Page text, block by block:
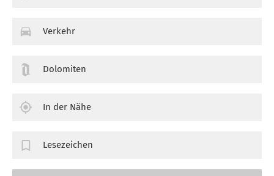
Verkehr
Dolomiten
In der Nähe
Lesezeichen